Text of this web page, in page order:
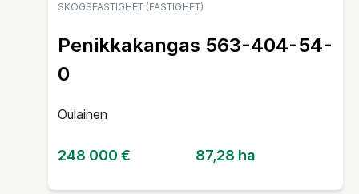
SKOGSFASTIGHET (FASTIGHET)
Penikkakangas 563-404-54-
0
Oulainen
248 000 € 87,28 ha